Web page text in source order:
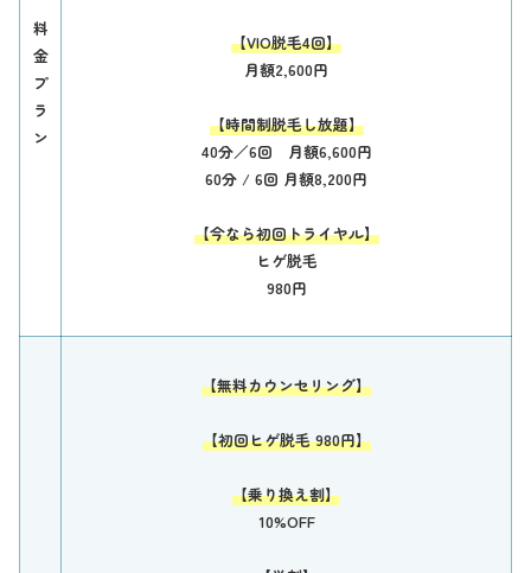
料
金
プ
ラ
ン
【VIO脱毛4回】
月額2,600円
【時間制脱毛し放題】
40分／6回 月額6,600円
60分 / 6回 月額8,200円
【今なら初回トライヤル】
ヒゲ脱毛
980円
【無料カウンセリング】
【初回ヒゲ脱毛 980円】
【乗り換え割】
10%OFF